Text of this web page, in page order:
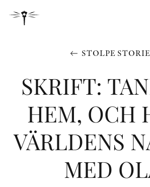
YUKIKO
STOLPE
SKRIFT:
HEM, OCH
VÄRLDENS
MED